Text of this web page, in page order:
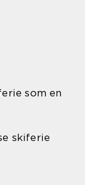
som en
skiferie